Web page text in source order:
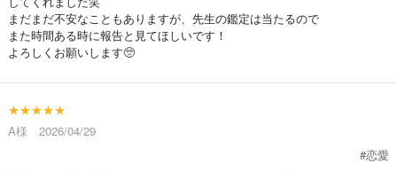
まだまだ不安なこともありますが、先生の鑑定は当たるので
また時間ある時に報告と見てほしいです！
よろしくお願いします🥺
★★★★★
A様 2026/04/29
#恋愛